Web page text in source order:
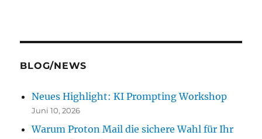
BLOG/NEWS
Neues Highlight: KI Prompting Workshop
Juni 10, 2026
Warum Proton Mail die sichere Wahl für Ihr